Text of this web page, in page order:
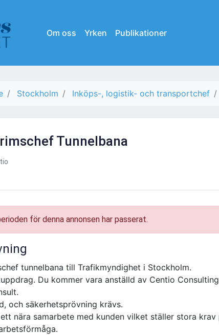
Om oss Yrken Publikationer
Stockholm Inköps-, logistik- och transportchef
Tunnelbana
för denna annonsen har passerat.
tunnelbana till Trafikmyndighet i Stockholm.
Du kommer vara anställd av Centio
och säkerhetsprövning krävs.
nära samarbete med kunden vilket ställer stora krav